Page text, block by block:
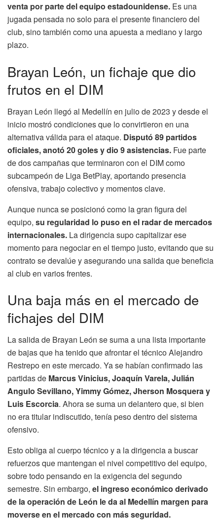
venta por parte del equipo estadounidense. Es una
jugada pensada no solo para el presente financiero del
club, sino también como una apuesta a mediano y largo
plazo.
Brayan León, un fichaje que dio
frutos en el DIM
Brayan León llegó al Medellín en julio de 2023 y desde el
inicio mostró condiciones que lo convirtieron en una
alternativa válida para el ataque. Disputó 89 partidos
oficiales, anotó 20 goles y dio 9 asistencias. Fue parte
de dos campañas que terminaron con el DIM como
subcampeón de Liga BetPlay, aportando presencia
ofensiva, trabajo colectivo y momentos clave.
Aunque nunca se posicionó como la gran figura del
equipo, su regularidad lo puso en el radar de mercados
internacionales. La dirigencia supo capitalizar ese
momento para negociar en el tiempo justo, evitando que su
contrato se devalúe y asegurando una salida que beneficia
al club en varios frentes.
Una baja más en el mercado de
fichajes del DIM
La salida de Brayan León se suma a una lista importante
de bajas que ha tenido que afrontar el técnico Alejandro
Restrepo en este mercado. Ya se habían confirmado las
partidas de Marcus Vinicius, Joaquín Varela, Julián
Angulo Sevillano, Yimmy Gómez, Jherson Mosquera y
Luis Escorcia. Ahora se suma un delantero que, si bien
no era titular indiscutido, tenía peso dentro del sistema
ofensivo.
Esto obliga al cuerpo técnico y a la dirigencia a buscar
refuerzos que mantengan el nivel competitivo del equipo,
sobre todo pensando en la exigencia del segundo
semestre. Sin embargo, el ingreso económico derivado
de la operación de León le da al Medellín margen para
moverse en el mercado con más seguridad.